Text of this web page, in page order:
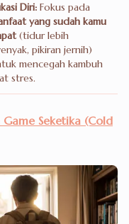
Diri: Fokus pada
yang sudah kamu
(tidur lebih
pikiran jernih)
mencegah kambuh
stres.
Seketika (Cold